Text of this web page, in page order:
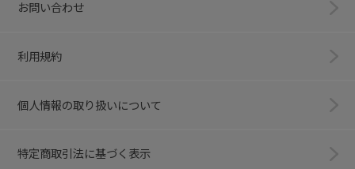
お問い合わせ
利用規約
個人情報の取り扱いについて
特定商取引法に基づく表示